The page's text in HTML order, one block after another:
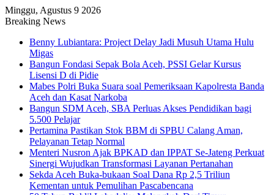
Minggu, Agustus 9 2026
Breaking News
Benny Lubiantara: Project Delay Jadi Musuh Utama Hulu
Migas
Bangun Fondasi Sepak Bola Aceh, PSSI Gelar Kursus
Lisensi D di Pidie
Mabes Polri Buka Suara soal Pemeriksaan Kapolresta Banda
Aceh dan Kasat Narkoba
Bangun SDM Aceh, SBA Perluas Akses Pendidikan bagi
5.500 Pelajar
Pertamina Pastikan Stok BBM di SPBU Calang Aman,
Pelayanan Tetap Normal
Menteri Nusron Ajak BPKAD dan IPPAT Se-Jateng Perkuat
Sinergi Wujudkan Transformasi Layanan Pertanahan
Sekda Aceh Buka-bukaan Soal Dana Rp 2,5 Triliun
Kementan untuk Pemulihan Pascabencana